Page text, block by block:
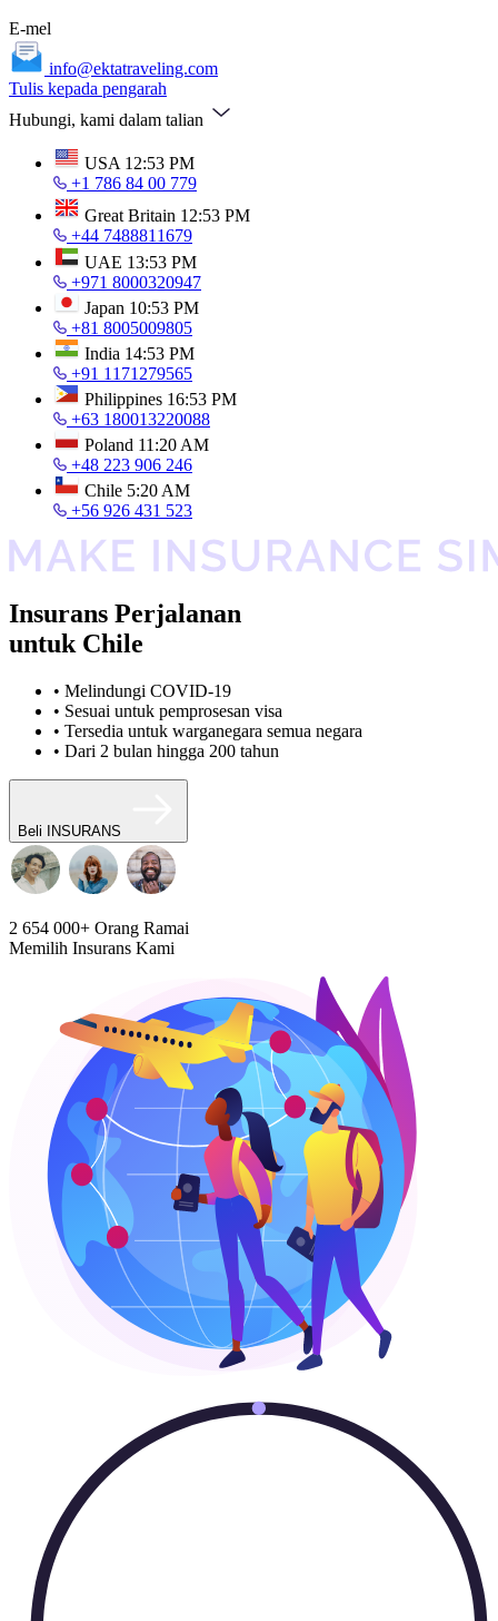
E-mel
info@ektatraveling.com
Tulis kepada pengarah
Hubungi, kami dalam talian
USA 12:53 PM
+1 786 84 00 779
Great Britain 12:53 PM
+44 7488811679
UAE 13:53 PM
+971 8000320947
Japan 10:53 PM
+81 8005009805
India 14:53 PM
+91 1171279565
Philippines 16:53 PM
+63 180013220088
Poland 11:20 AM
+48 223 906 246
Chile 5:20 AM
+56 926 431 523
Insurans Perjalanan
untuk Chile
• Melindungi COVID-19
• Sesuai untuk pemprosesan visa
• Tersedia untuk warganegara semua negara
• Dari 2 bulan hingga 200 tahun
Beli INSURANS
2 654 000+ Orang Ramai
Memilih Insurans Kami